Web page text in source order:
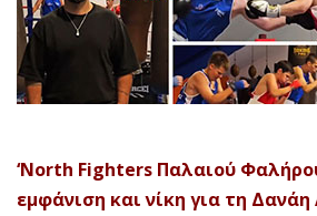
‘North Fighters Παλαιού
εμφάνιση και νίκη για τη